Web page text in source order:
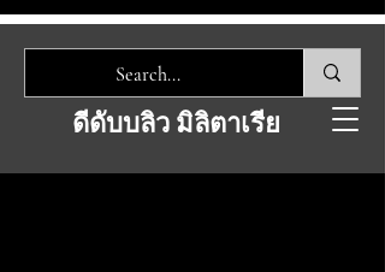
ดีดับบลิว มิลิตาเรีย